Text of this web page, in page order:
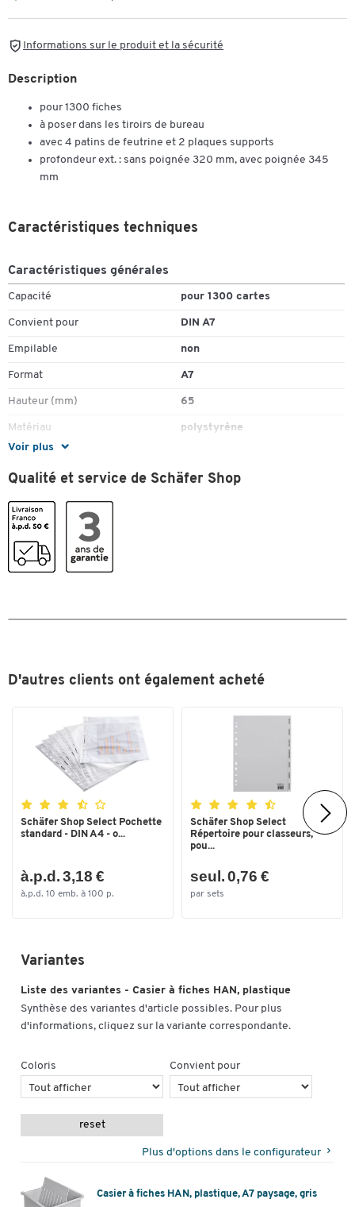
Informations sur le produit et la sécurité
Description
pour 1300 fiches
à poser dans les tiroirs de bureau
avec 4 patins de feutrine et 2 plaques supports
profondeur ext. : sans poignée 320 mm, avec poignée 345
mm
Voir plus
Caractéristiques techniques
Caractéristiques générales
Capacité pour 1300 cartes
Convient pour DIN A7
Empilable non
Format A7
Hauteur (mm) 65
Matériau polystyrène
Profondeur (mm)
Taille DIN A7 quer
Verrouillable
Couleurs
Coloris
Qualité et service de Schäfer Shop
D'autres clients ont également acheté
Schäfer Shop Select Pochette
standard - DIN A4 - o...
à.p.d. 3,18 €
à.p.d. 10 emb. à 100 p.
Schäfer Shop Select
Répertoire pour classeurs,
pou...
seul. 0,76 €
par sets
Variantes
Liste des variantes - Casier à fiches HAN, plastique
Synthèse des variantes d'article possibles. Pour plus
d'informations, cliquez sur la variante correspondante.
Coloris Convient pour
reset
Plus d'options dans le configurateur
Casier à fiches HAN, plastique, A7 paysage, gris